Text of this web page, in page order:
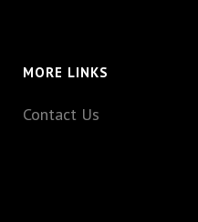
MORE LINKS
Contact Us